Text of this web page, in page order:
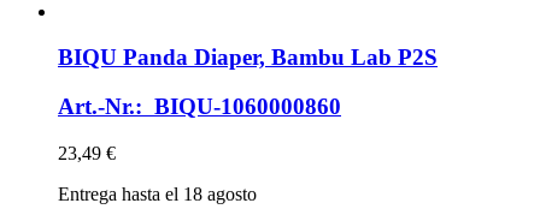
BIQU Panda Diaper, Bambu Lab P2S
Art.-Nr.: BIQU-1060000860
23,49 €
Entrega hasta el 18 agosto